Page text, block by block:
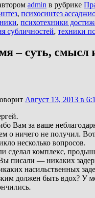
admin в рубрике
, психосинтез
, психотехники
субличностей, техники
– суть, смысл
Август 13, 2013 в
Вам за ваше
о ничего не получил.
несколько вопросов.
сделал комплекс,
писали — никаких
насильственных
должен быть вдох? У